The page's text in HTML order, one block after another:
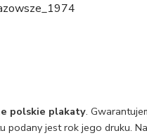
polskie plakaty.
podany jest rok jego druku.